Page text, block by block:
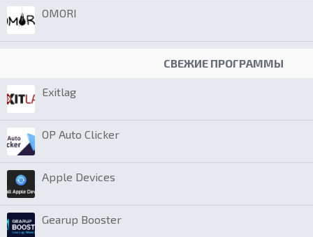
OMORI
СВЕЖИЕ ПРОГРАММЫ
Exitlag
OP Auto Clicker
Apple Devices
Gearup Booster